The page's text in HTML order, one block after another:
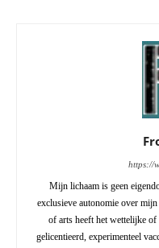
https://
Mijn lichaam is geen
exclusieve autonomie over
of arts heeft het wettelijke
gelicentieerd, experimenteel